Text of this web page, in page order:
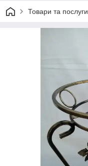
Товари та послуги